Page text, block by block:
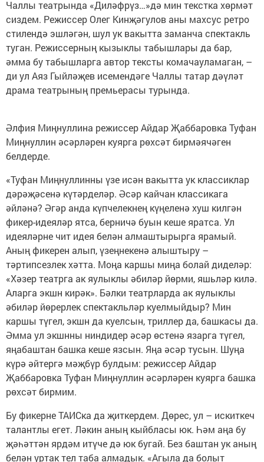
Чаллы театрында «Диләфрүз…»дә мин текстка хөрмәт
сиздем. Режиссер Олег Кинҗәгулов аны махсус ретро
стилендә эшләгән, шул ук вакытта заманча спектакль
туган. Режиссерның кызыклы табышлары да бар,
әмма бу табышларга автор тексты комачауламаган, –
ди ул Аяз Гыйләҗев исемендәге Чаллы татар дәүләт
драма театрының премьерасы турында.
Әлфия Миңнуллина режиссер Айдар Җаббаровка Туфан
Миңнуллин әсәрләрен куярга рөхсәт бирмәячәген
белдерде.
«Туфан Миңнуллинны үзе исән вакытта ук классиклар
дәрәҗәсенә күтәрделәр. Әсәр кайчан классикага
әйләнә? Әгәр анда күпчелекнең күңеленә хуш килгән
фикер-идеяләр ятса, берничә буын кеше яратса. Ул
идеяләрне чит идея белән алмаштырырга ярамый.
Аның фикерен алып, үзеңнекенә алыштыру –
тәртипсезлек хәтта. Моңа каршы миңа болай диделәр:
«Хәзер театрга ак яулыклы әбиләр йөрми, яшьләр килә.
Аларга экшн кирәк». Бәлки театрларда ак яулыклы
әбиләр йөрерлек спектакльләр куелмыйдыр? Мин
каршы түгел, экшн да куелсын, триллер да, башкасы да.
Әмма ул экшнны ниндидер әсәр өстенә язарга түгел,
яңабаштан башка кеше язсын. Яңа әсәр тусын. Шуңа
күрә әйтергә мәҗбүр булдым: режиссер Айдар
Җаббаровка Туфан Миңнуллин әсәрләрен куярга башка
рөхсәт бирмим.
Бу фикерне ТАИСка да җиткердем. Дөрес, ул – искиткеч
талантлы егет. Ләкин аның кыйбласы юк. Һәм аңа бу
җәһәттән ярдәм итүче дә юк бугай. Без баштан ук аның
белән уртак тел таба алмадык. «Агыла да болыт